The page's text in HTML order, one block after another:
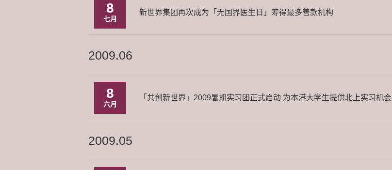
8
七月
新世界集团再次成为「无国界医生日」筹得最多善款机构
2009.06
8
六月
「共创新世界」2009暑期实习团正式启动 为本港大学生提供北上实习机会
2009.05